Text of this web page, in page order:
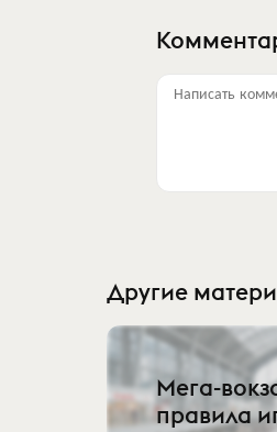
Написать
Другие
Мега-
правила